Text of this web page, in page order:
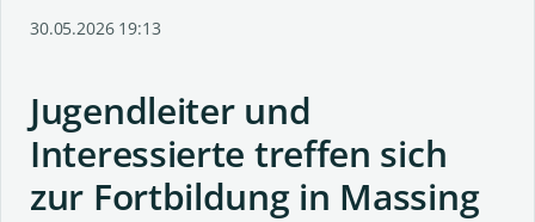
30.05.2026 19:13
Jugendleiter und
Interessierte treffen sich
zur Fortbildung in Massing